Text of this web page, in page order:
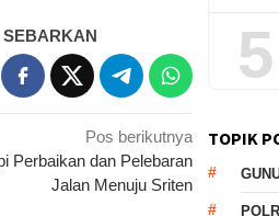
SEBARKAN
Pos berikutnya
Perbaikan dan Pelebaran
Jalan Menuju Sriten
5
TOPIK